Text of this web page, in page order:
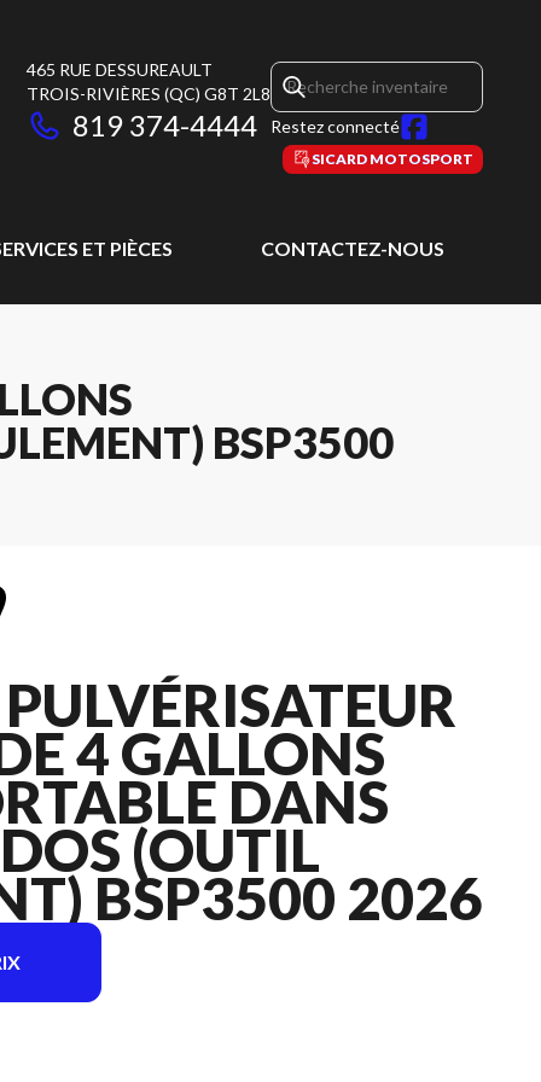
465 RUE DESSUREAULT
TROIS-RIVIÈRES (QC) G8T 2L8
819 374-4444 Restez connecté
SICARD MOTOSPORT
ET PIÈCES CONTACTEZ-NOUS
BSP3500
4 GALLONS
DANS
(OUTIL
BSP3500 2026